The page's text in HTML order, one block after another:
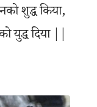
शुद्ध किया,
युद्ध दिया ||